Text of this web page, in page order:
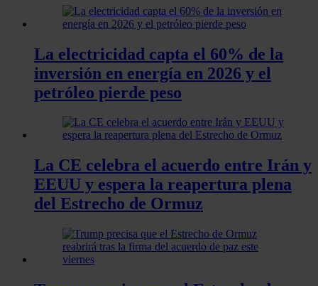
La electricidad capta el 60% de la
inversión en energía en 2026 y el
petróleo pierde peso
La CE celebra el acuerdo entre Irán y
EEUU y espera la reapertura plena
del Estrecho de Ormuz